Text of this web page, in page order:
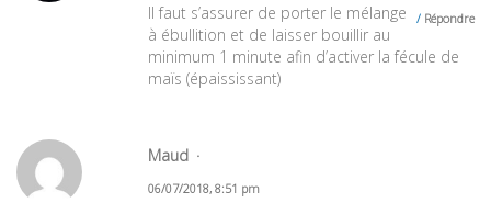
Répondre
Il faut s’assurer de porter le mélange
à ébullition et de laisser bouillir au
minimum 1 minute afin d’activer la fécule de
maïs (épaississant)
Maud
06/07/2018, 8:51 pm